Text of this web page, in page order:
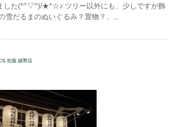
した(*^▽^)/★*☆♪ ツリー以外にも、少しですが飾
雪だるまのぬいぐるみ？置物？、...
松阪 嬉野店